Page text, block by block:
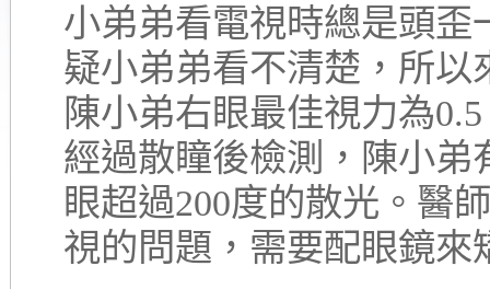
小弟弟看電視時總是頭
疑小弟弟看不清楚，所
陳小弟右眼最佳視力為
經過散瞳後檢測，陳小弟
眼超過200度的散光。醫
視的問題，需要配眼鏡來